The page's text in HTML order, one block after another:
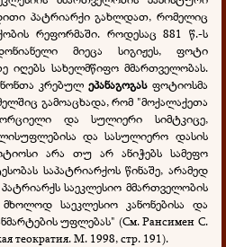
პატრიარქი გახლდათ, რომელიც
რეფორმაში. როდესაც 881 წ.-ს
მიეცა სიგიჟეს, ფოტი
იღებს სახელმწიფო მმართველობას.
კრებულეპანაგოგასფოტიოსმა
გამოაცხადა, რომ "მოქალაქეთა
და სულიერი სიმტკიცე,
და სასულიერო დასის
არა თუ არ ანიჭებს სამეფო
საპატრიარქოს წინაშე, არამედ
საეკლესიო მმართველობის
მხოლოდ საეკლესიო კანონებისა და
უფლებას" (См. Рансимен С.
теократия. М. 1998, стр. 191).